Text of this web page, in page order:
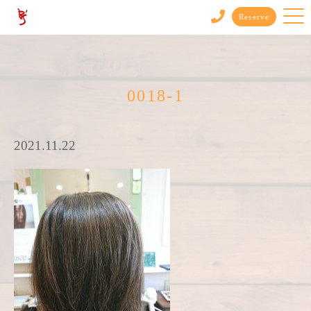
Reserve
0018-1
2021.11.22